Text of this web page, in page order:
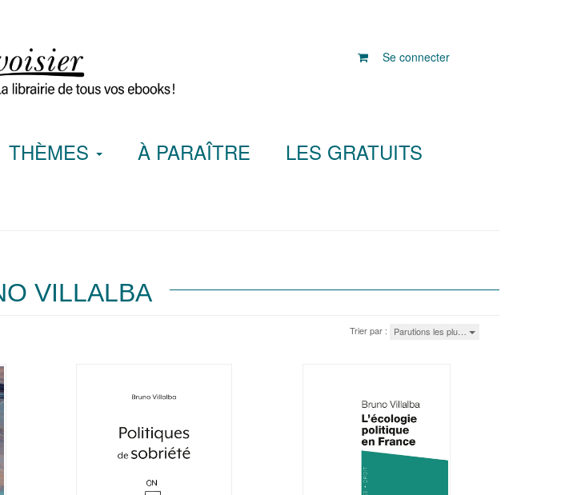
Se connecter
THÈMES À PARAÎTRE LES GRATUITS
VILLALBA
Trier par : Parutions les plu…